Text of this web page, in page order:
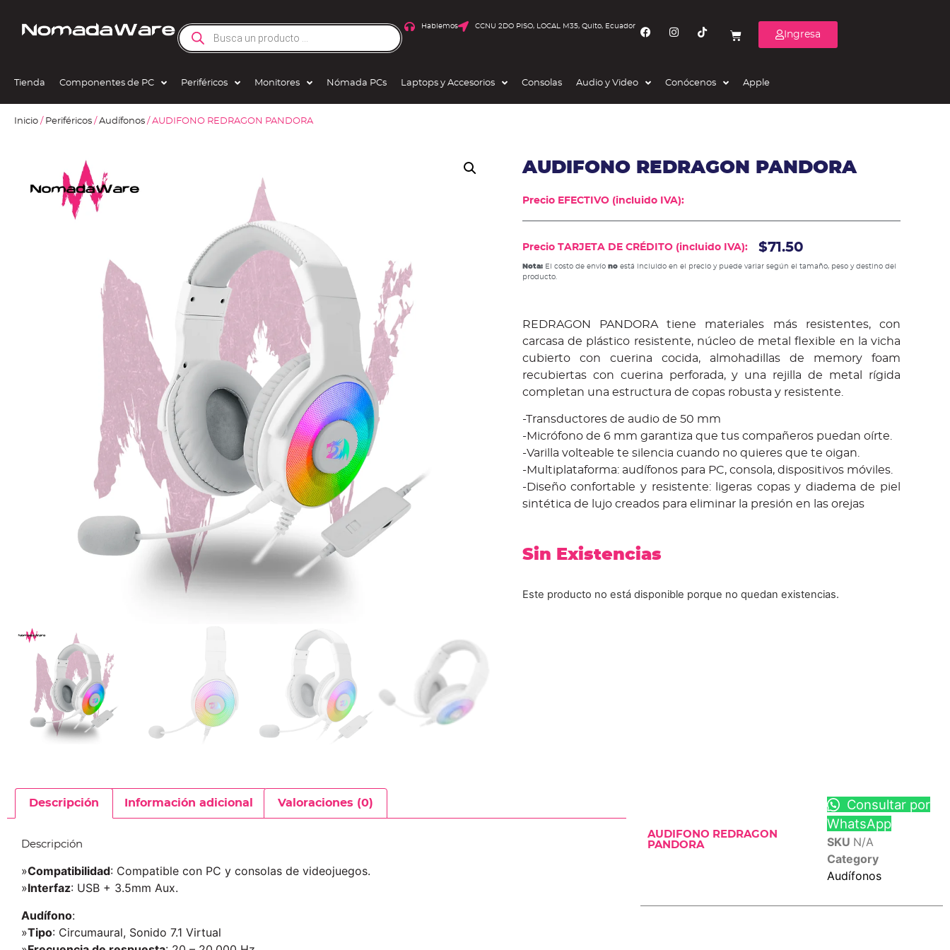
Hablemos CCNU 2DO PISO, LOCAL M35, Quito, Ecuador
Ingresa
Tienda Componentes de PC Periféricos Monitores Nómada PCs Laptops y Accesorios Consolas Audio y Video Conócenos Apple
Inicio / Periféricos / Audífonos / AUDIFONO REDRAGON PANDORA
AUDIFONO REDRAGON PANDORA
Precio EFECTIVO (incluido IVA):
Precio TARJETA DE CRÉDITO (incluido IVA): $71.50
Nota:El costo de envío noestá incluido en el precio y puede variar según el tamaño, peso y destino del
producto.
REDRAGON PANDORA tiene materiales más resistentes, con
carcasa de plástico resistente, núcleo de metal flexible en la vicha
cubierto con cuerina cocida, almohadillas de memory foam
recubiertas con cuerina perforada, y una rejilla de metal rígida
completan una estructura de copas robusta y resistente.
-Transductores de audio de 50 mm
-Micrófono de 6 mm garantiza que tus compañeros puedan oírte.
-Varilla volteable te silencia cuando no quieres que te oigan.
-Multiplataforma: audífonos para PC, consola, dispositivos móviles.
-Diseño confortable y resistente: ligeras copas y diadema de piel
sintética de lujo creados para eliminar la presión en las orejas
Sin Existencias
Este producto no está disponible porque no quedan existencias.
Descripción Información adicional Valoraciones (0)
Descripción
»Compatibilidad: Compatible con PC y consolas de videojuegos.
»Interfaz: USB + 3.5mm Aux.
Audífono:
»Tipo: Circumaural, Sonido 7.1 Virtual
AUDIFONO REDRAGON
PANDORA
Consultar por
WhatsApp
SKU N/A
Category
Audífonos